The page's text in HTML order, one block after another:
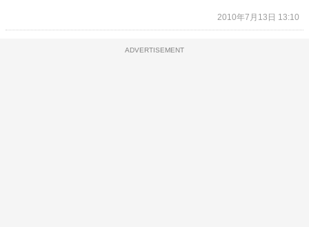
2010年7月13日 13:10
ADVERTISEMENT